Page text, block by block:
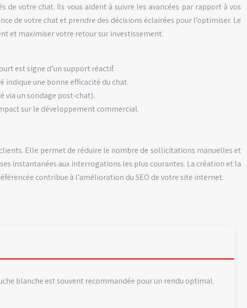
votre chat. Ils vous aident à suivre les avancées par rapport à vos
de votre chat et prendre des décisions éclairées pour l’optimiser. Le
et maximiser votre retour sur investissement.
est signe d’un support réactif.
indique une bonne efficacité du chat.
via un sondage post-chat).
sur le développement commercial.
Elle permet de réduire le nombre de sollicitations manuelles et
instantanées aux interrogations les plus courantes. La création et la
contribue à l’amélioration du SEO de votre site internet.
blanche est souvent recommandée pour un rendu optimal.